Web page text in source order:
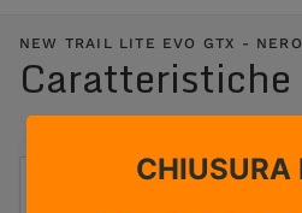
NEW TRAIL LITE EVO GTX - NERO
Caratteristiche